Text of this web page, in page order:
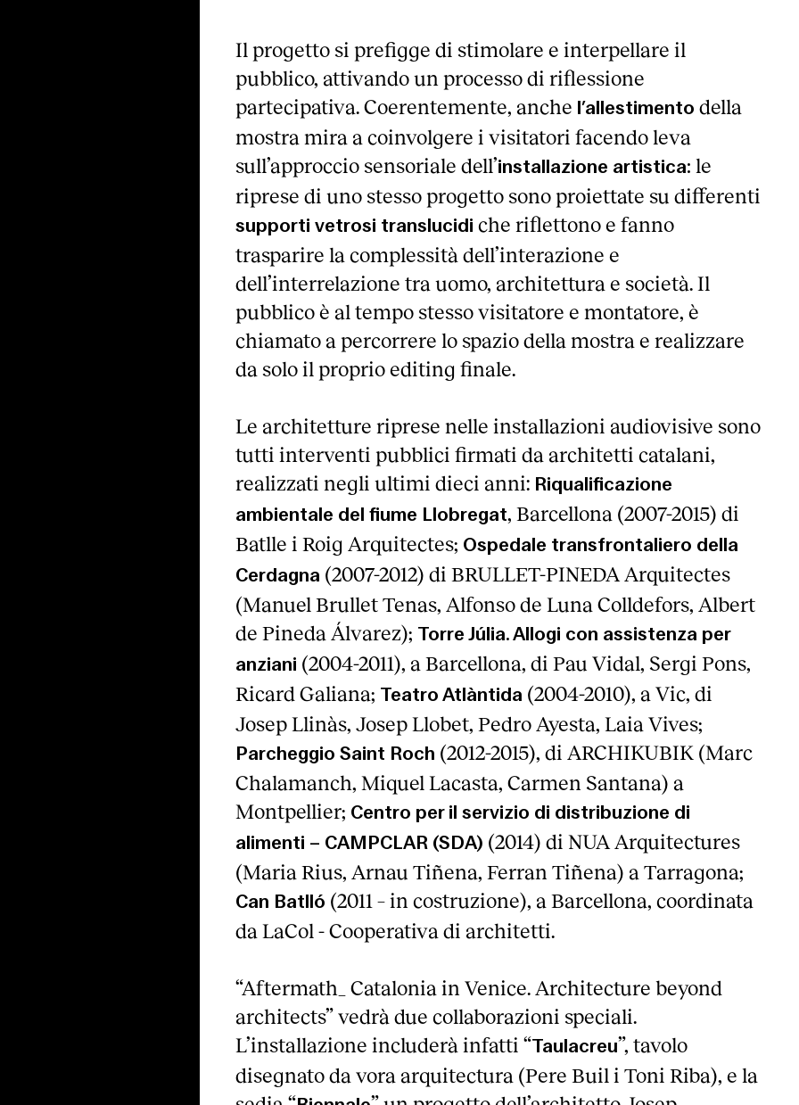
Il progetto si prefigge di stimolare e interpellare il
pubblico, attivando un processo di riflessione
partecipativa. Coerentemente, anche l’allestimento della
mostra mira a coinvolgere i visitatori facendo leva
sull’approccio sensoriale dell’installazione artistica: le
riprese di uno stesso progetto sono proiettate su differenti
supporti vetrosi translucidi che riflettono e fanno
trasparire la complessità dell’interazione e
dell’interrelazione tra uomo, architettura e società. Il
pubblico è al tempo stesso visitatore e montatore, è
chiamato a percorrere lo spazio della mostra e realizzare
da solo il proprio editing finale.
Le architetture riprese nelle installazioni audiovisive sono
tutti interventi pubblici firmati da architetti catalani,
realizzati negli ultimi dieci anni: Riqualificazione
ambientale del fiume Llobregat, Barcellona (2007-2015) di
Batlle i Roig Arquitectes; Ospedale transfrontaliero della
Cerdagna (2007-2012) di BRULLET-PINEDA Arquitectes
(Manuel Brullet Tenas, Alfonso de Luna Colldefors, Albert
de Pineda Álvarez); Torre Júlia. Allogi con assistenza per
anziani (2004-2011), a Barcellona, di Pau Vidal, Sergi Pons,
Ricard Galiana; Teatro Atlàntida (2004-2010), a Vic, di
Josep Llinàs, Josep Llobet, Pedro Ayesta, Laia Vives;
Parcheggio Saint Roch (2012-2015), di ARCHIKUBIK (Marc
Chalamanch, Miquel Lacasta, Carmen Santana) a
Montpellier; Centro per il servizio di distribuzione di
alimenti – CAMPCLAR (SDA) (2014) di NUA Arquitectures
(Maria Rius, Arnau Tiñena, Ferran Tiñena) a Tarragona;
Can Batlló (2011 – in costruzione), a Barcellona, coordinata
da LaCol - Cooperativa di architetti.
“Aftermath_ Catalonia in Venice. Architecture beyond
architects” vedrà due collaborazioni speciali.
L’installazione includerà infatti “Taulacreu”, tavolo
disegnato da vora arquitectura (Pere Buil i Toni Riba), e la